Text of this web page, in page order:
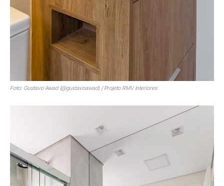
Foto: Gustavo Awad (@gustavoawad) / Projeto RMV Interiores